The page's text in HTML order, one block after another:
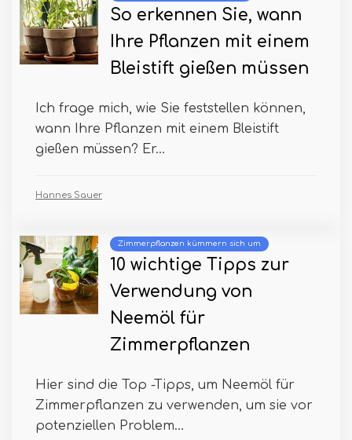
So erkennen Sie, wann
Ihre Pflanzen mit einem
Bleistift gießen müssen
Ich frage mich, wie Sie feststellen können,
wann Ihre Pflanzen mit einem Bleistift
gießen müssen? Er...
Hannes Sauer
Zimmerpflanzen kümmern sich um
10 wichtige Tipps zur
Verwendung von
Neemöl für
Zimmerpflanzen
Hier sind die Top -Tipps, um Neemöl für
Zimmerpflanzen zu verwenden, um sie vor
potenziellen Problem...